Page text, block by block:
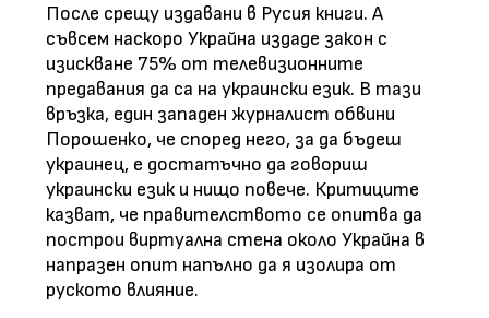
После срещу издавани в Русия книги. А
съвсем наскоро Украйна издаде закон с
изискване 75% от телевизионните
предавания да са на украински език. В тази
връзка, един западен журналист обвини
Порошенко, че според него, за да бъдеш
украинец, е достатъчно да говориш
украински език и нищо повече. Критиците
казват, че правителството се опитва да
построи виртуална стена около Украйна в
напразен опит напълно да я изолира от
руското влияние.